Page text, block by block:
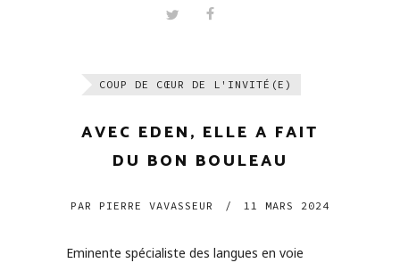
COUP DE CŒUR DE L'INVITÉ(E)
AVEC EDEN, ELLE A FAIT
DU BON BOULEAU
PAR PIERRE VAVASSEUR / 11 MARS 2024
Eminente spécialiste des langues en voie